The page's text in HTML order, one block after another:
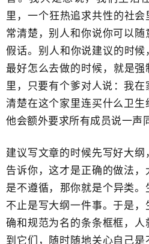
里，​一个狂热追求共性的社
常清楚，别人和你说你可以
假话​。​别人和你说建议的时
最好怎么去做的时候，​就是
里，只要有个爹对人说​：我
清楚在这个家里连买什么卫
他会​额外要求所有成员说一声
建议写文章的时候先写好大
告诉你，这才是正确的做法
是不遵循，​那你就是个异类。
不止是写大纲一件事。于是
确和规范为名的条条框框，
到它们，随时随地关心自己